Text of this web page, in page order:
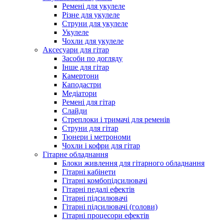
Ремені для укулеле
Різне для укулеле
Струни для укулеле
Укулеле
Чохли для укулеле
Аксесуари для гітар
Засоби по догляду
Інше для гітар
Камертони
Каподастри
Медіатори
Ремені для гітар
Слайди
Стреплоки і тримачі для ременів
Струни для гітар
Тюнери і метрономи
Чохли і кофри для гітар
Гітарне обладнання
Блоки живлення для гітарного обладнання
Гітарні кабінети
Гітарні комбопідсилювачі
Гітарні педалі ефектів
Гітарні підсилювачі
Гітарні підсилювачі (голови)
Гітарні процесори ефектів